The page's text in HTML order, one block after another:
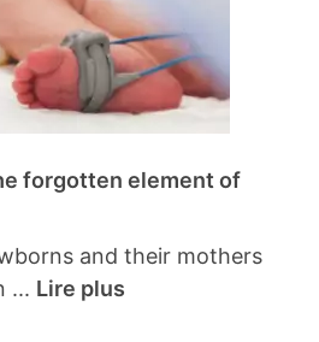
forgotten element of
and their mothers
... Lire plus